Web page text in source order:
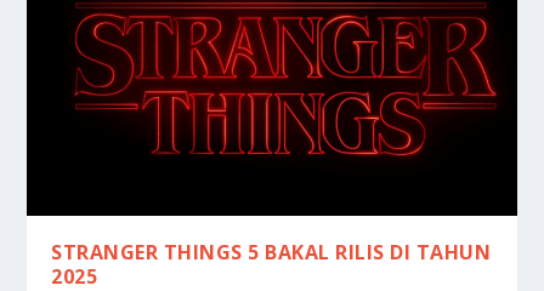
STRANGER THINGS 5 BAKAL RILIS DI TAHUN
2025